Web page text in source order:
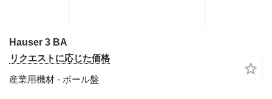
Hauser 3 BA
リクエストに応じた価格
産業用機材 - ボール盤